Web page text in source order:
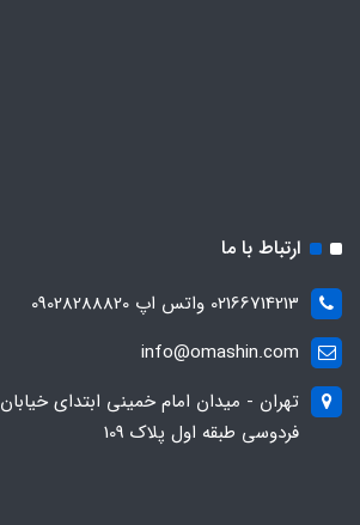
ارتباط با ما
02166714213 واتس اپ 09028288820
info@omashin.com
تهران - میدان امام خمینی ابتدای
فردوسی طبقه اول پلاک 109